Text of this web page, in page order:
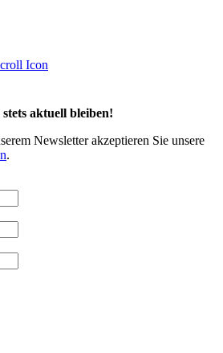
aktuell bleiben!
Newsletter akzeptieren Sie unsere
.